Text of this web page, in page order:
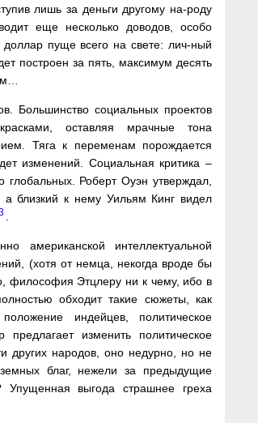
лишь за деньги другому на-роду
еще несколько доводов, особо
пуще всего на свете: лич-ный
построен за пять, максимум десять
Большинство социальных проектов
оставляя мрачные тона
Тяга к переменам порождается
изменений. Социальная критика –
Роберт Оуэн утверждал,
, а близкий к нему Уильям Кинг видел
американской интеллектуальной
(хотя от немца, некогда вроде бы
философия Этцлеру ни к чему, ибо в
обходит такие сюжеты, как
индейцев, политическое
изменить политическое
других народов, оно недурно, но не
благ, нежели за предыдущие
Упущенная выгода страшнее греха